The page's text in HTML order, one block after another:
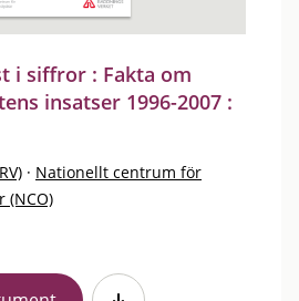
i siffror : Fakta om
insatser 1996-2007 :
· Nationellt centrum för
(NCO)